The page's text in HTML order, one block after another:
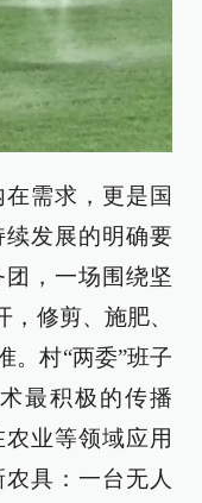
需求，更是国
发展的明确要
，一场围绕坚
修剪、施肥、
。村“两委”班子
最积极的传播
业等领域应用
具：一台无人